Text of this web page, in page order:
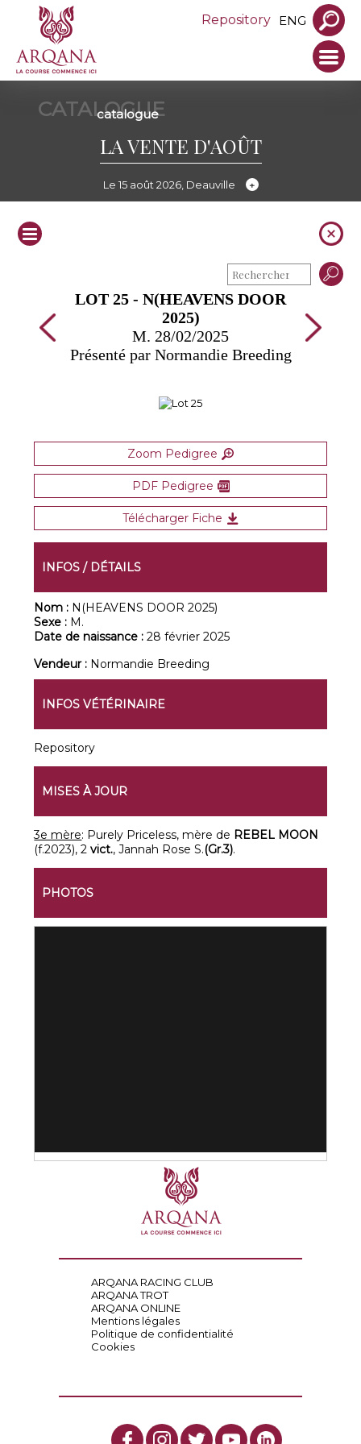
Repository ENG
CATALOGUE
catalogue
LA VENTE D'AOÛT
Le 15 août 2026, Deauville
LOT 25 - N(HEAVENS DOOR
2025)
M. 28/02/2025
Présenté par Normandie Breeding
Zoom Pedigree
PDF Pedigree
Télécharger Fiche
INFOS / DÉTAILS
Nom : N(HEAVENS DOOR 2025)
Sexe : M.
Date de naissance :28 février 2025
Vendeur : Normandie Breeding
INFOS VÉTÉRINAIRE
Repository
MISES À JOUR
3e mère: Purely Priceless, mère de REBEL MOON
(f.2023), 2vict., Jannah Rose S.(Gr.3).
PHOTOS
ARQANA RACING CLUB
ARQANA TROT
ARQANA ONLINE
Mentions légales
Politique de confidentialité
Cookies